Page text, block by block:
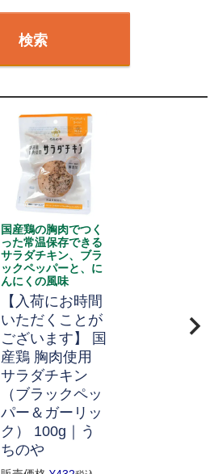
検索
国産鶏の胸肉でつく
った常温保存できる
サラダチキン、ブラ
ックペッパーと、に
んにくの風味
【入荷にお時間
いただくことが
ございます】 国
産鶏 胸肉使用
サラダチキン
（ブラックペッ
パー＆ガーリッ
ク） 100g｜う
ちのや